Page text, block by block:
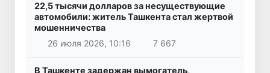
22,5 тысячи долларов за несуществующие
автомобили: житель Ташкента стал жертвой
мошенничества
26 июля 2026, 10:16
7 667
В Ташкенте задержан вымогатель,